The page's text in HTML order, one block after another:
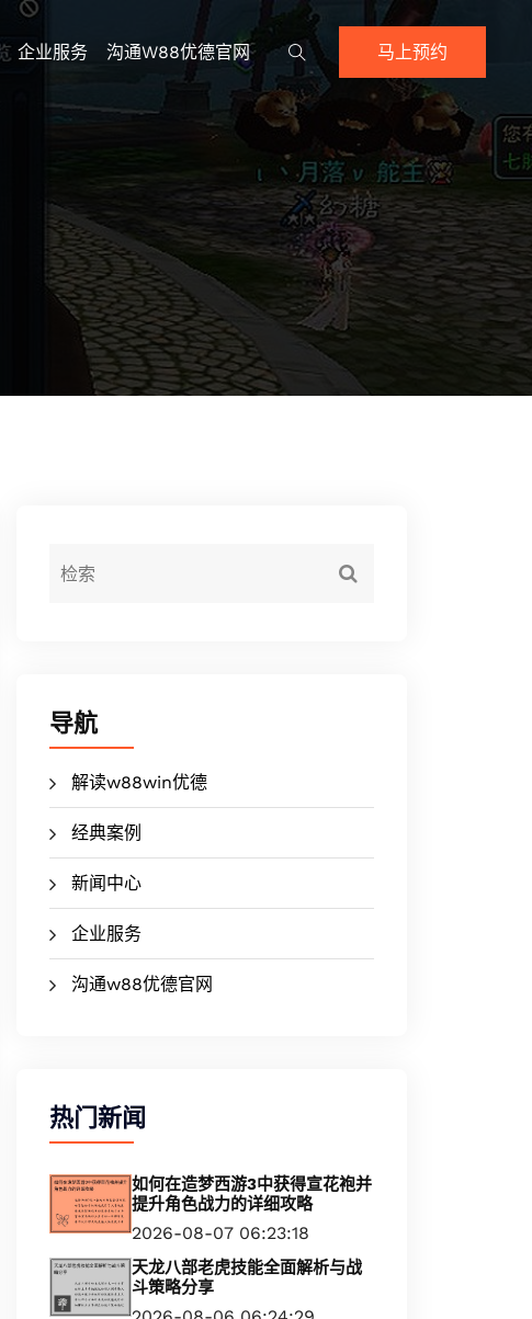
企业服务 沟通w88优德官网 马上预约
导航
解读w88win优德
经典案例
新闻中心
企业服务
沟通w88优德官网
热门新闻
如何在造梦西游3中获得宣花袍并
提升角色战力的详细攻略
2026-08-07 06:23:18
天龙八部老虎技能全面解析与战
斗策略分享